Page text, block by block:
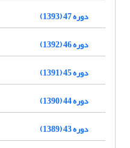
دوره 47 (1393)
دوره 46 (1392)
دوره 45 (1391)
دوره 44 (1390)
دوره 43 (1389)